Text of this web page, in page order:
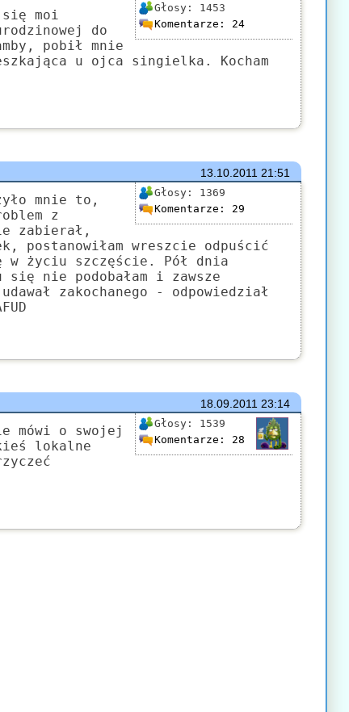
komentarz
Głosy: 1453
Komentarze: 24
moi
do
pobił mnie
u ojca singielka. Kocham
13.10.2011 21:51
Głosy: 1369
Komentarze: 29
mnie to,
z
zabierał,
postanowiłam wreszcie odpuścić
w życiu szczęście. Pół dnia
nie podobałam i zawsze
zakochanego - odpowiedział
18.09.2011 23:14
Głosy: 1539
Komentarze: 28
mówi o swojej
lokalne